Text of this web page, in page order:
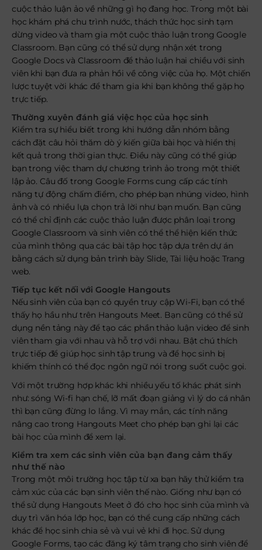
cuộc thảo luận ảo về những gì họ đang học. Trong một bài
học khám phá chu trình nước, thách thức học sinh tạm
dừng video và tham gia một cuộc thảo luận trong Google
Classroom. Bạn cũng có thể sử dụng nhận xét trong
Google Docs và Classroom để thảo luận hai chiều với sinh
viên khi bạn đưa ra phản hồi về công việc của họ. Một chiến
lược tuyệt vời khác để tham gia khi bạn không thể gặp họ
trực tiếp.
Thường xuyên đánh giá việc học của học sinh
Kiểm tra sự hiểu biết trong khi hướng dẫn nhóm bằng
cách đặt câu hỏi thăm dò ý kiến ​​giữa bài học và hiển thị
kết quả trong thời gian thực. Điều này cũng có thể giúp
bạn trong việc tham dự chương trình ảo trong một thiết
lập ảo. Câu đố trong Google Forms cung cấp các tính
năng tự động chấm điểm, cho phép bạn nhúng video, hình
ảnh và có nhiều lựa chọn trả lời như bạn muốn. Bạn cũng
có thể chỉ định các cuộc thảo luận được phân loại trong
Google Classroom và sinh viên có thể thể hiện kiến ​​thức
của mình thông qua các bài tập học tập dựa trên dự án
bằng cách sử dụng bản trình bày Slide, Tài liệu hoặc Trang
web.
Tiếp tục kết nối với Google Hangouts
Nếu sinh viên của bạn có quyền truy cập Wi-Fi, bạn có thể
thấy họ hầu như trên Hangouts Meet. Bạn cũng có thể sử
dụng nền tảng này để tạo các phần thảo luận video để sinh
viên tham gia với nhau và hỗ trợ với nhau. Bật chú thích
trực tiếp để giúp học sinh tập trung và để học sinh bị
khiếm thính có thể đọc ngôn ngữ nói trong suốt cuộc gọi.
Với một trường hợp khác khi nhiều yếu tố khác phát sinh
như: sóng Wi-fi hạn chế, lỡ mất đoạn giảng vì lý do cá nhân
thì bạn cũng đừng lo lắng. Vì may mắn, các tính năng
nâng cao trong Hangouts Meet cho phép bạn ghi lại các
bài học của mình để xem lại.
Kiểm tra xem các sinh viên của bạn đang cảm thấy
như thế nào
Trong một môi trường học tập từ xa bạn hãy thử kiểm tra
cảm xúc của các bạn sinh viên thế nào. Giống như bạn có
thể sử dụng Hangouts Meet ở đó cho học sinh của mình và
duy trì văn hóa lớp học, bạn có thể cung cấp những cách
khác để học sinh chia sẻ và vui vẻ khi đi học. Sử dụng
Google Forms, tạo các đăng ký tâm trạng cho sinh viên để